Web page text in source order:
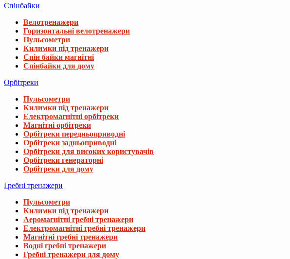
Спінбайки
Велотренажери
Горизонтальні велотренажери
Пульсометри
Килимки під тренажери
Спін байки магнітні
Спінбайки для дому
Орбітреки
Пульсометри
Килимки під тренажери
Електромагнітні орбітреки
Магнітні орбітреки
Орбітреки передньоприводні
Орбітреки задньоприводні
Орбітреки для високих користувачів
Орбітреки генераторні
Орбітреки для дому
Гребні тренажери
Пульсометри
Килимки під тренажери
Аеромагнітні гребні тренажери
Електромагнітні гребні тренажери
Магнітні гребні тренажери
Водні гребні тренажери
Гребні тренажери для дому